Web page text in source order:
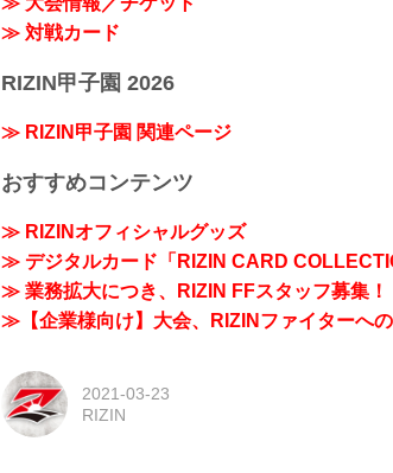
≫ 対戦カード
RIZIN甲子園 2026
≫ RIZIN甲子園 関連ページ
おすすめコンテンツ
≫ RIZINオフィシャルグッズ
≫ デジタルカード「RIZIN CARD
≫ 業務拡大につき、RIZIN FFスタッフ募集！
≫【企業様向け】大会、RIZINファイターへ
2021-03-23
RIZIN